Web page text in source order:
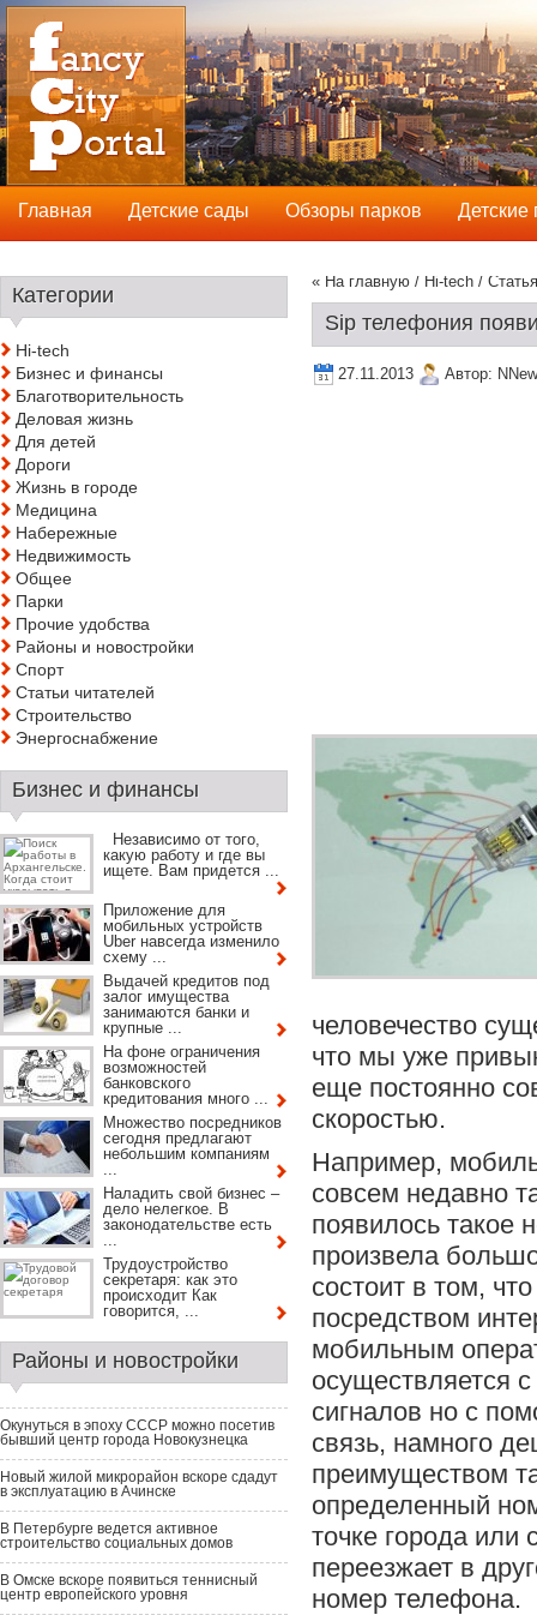
« На главную / Hi-tech /
Sip телефония
27.11.2013 Автор:
человечество
что мы уже
еще постоянно
скоростью.
Например,
совсем недавно
появилось такое
произвела
состоит в том,
посредством
мобильным
осуществляется
сигналов но с
связь, намного
преимуществом
определенный
точке города
переезжает в
номер телефона.
Категории
Hi-tech
Бизнес и финансы
Благотворительность
Деловая жизнь
Для детей
Дороги
Жизнь в городе
Медицина
Набережные
Недвижимость
Общее
Парки
Прочие удобства
Районы и новостройки
Спорт
Статьи читателей
Строительство
Энергоснабжение
Бизнес и финансы
Независимо от того,
какую работу и где вы
ищете. Вам придется ...
Приложение для
мобильных устройств
Uber навсегда изменило
схему ...
Выдачей кредитов под
залог имущества
занимаются банки и
крупные ...
На фоне ограничения
возможностей
банковского
кредитования много ...
Множество посредников
сегодня предлагают
небольшим компаниям
...
Наладить свой бизнес –
дело нелегкое. В
законодательстве есть
...
Трудоустройство
секретаря: как это
происходит Как
говорится, ...
Районы и новостройки
Окунуться в эпоху СССР можно посетив
бывший центр города Новокузнецка
Новый жилой микрорайон вскоре сдадут
в эксплуатацию в Ачинске
В Петербурге ведется активное
строительство социальных домов
В Омске вскоре появиться теннисный
центр европейского уровня
Главная Детские сады Обзоры парков Детские